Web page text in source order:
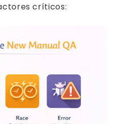
críticos: